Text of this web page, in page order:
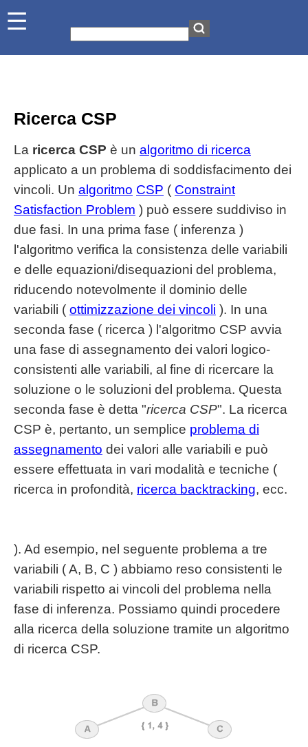
Ricerca CSP
La ricerca CSP è un algoritmo di ricerca
applicato a un problema di soddisfacimento dei
vincoli. Un algoritmo CSP ( Constraint
Satisfaction Problem ) può essere suddiviso in
due fasi. In una prima fase ( inferenza )
l'algoritmo verifica la consistenza delle variabili
e delle equazioni/disequazioni del problema,
riducendo notevolmente il dominio delle
variabili ( ottimizzazione dei vincoli ). In una
seconda fase ( ricerca ) l'algoritmo CSP avvia
una fase di assegnamento dei valori logico-
consistenti alle variabili, al fine di ricercare la
soluzione o le soluzioni del problema. Questa
seconda fase è detta "ricerca CSP". La ricerca
CSP è, pertanto, un semplice problema di
assegnamento dei valori alle variabili e può
essere effettuata in vari modalità e tecniche (
ricerca in profondità, ricerca backtracking, ecc.
). Ad esempio, nel seguente problema a tre
variabili ( A, B, C ) abbiamo reso consistenti le
variabili rispetto ai vincoli del problema nella
fase di inferenza. Possiamo quindi procedere
alla ricerca della soluzione tramite un algoritmo
di ricerca CSP.